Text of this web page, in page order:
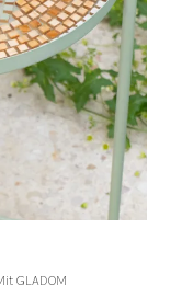
GLADOM